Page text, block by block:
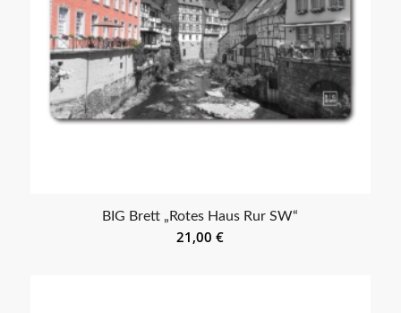
BIG Brett „Rotes Haus Rur SW“
21,00€